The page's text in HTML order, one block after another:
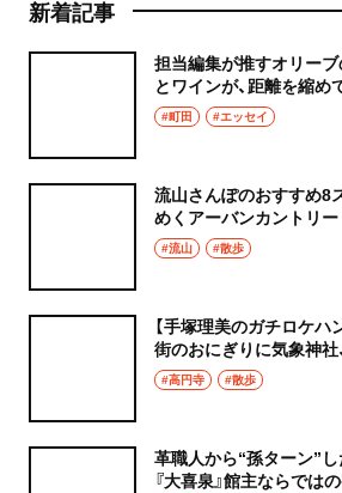
新着記事
担当編集が推すオリー
とワインが、距離を縮め
飯diary】
#町田 #エッセイ
流山さんぽのおすすめ8
めくアーバンカントリー
#流山 #散歩
【手塚理美のガチロケハ
街のおにぎりに気象神社
タ」へ！
#高円寺 #散歩
革職人から“孫ターン”し
『大喜泉』館主ならでは